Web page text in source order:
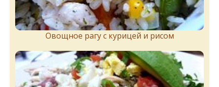
Овощное рагу с курицей и рисом